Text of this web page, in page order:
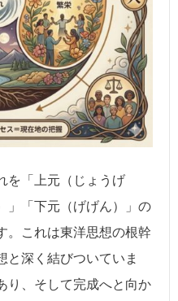
を「上元（じょうげ
」「下元（げげん）」の
。これは東洋思想の根幹
と深く結びついていま
り、そして完成へと向か